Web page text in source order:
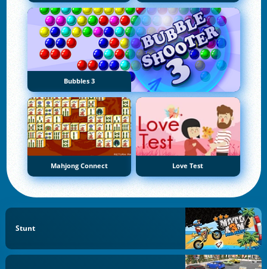
Bubbles 3
Mahjong Connect Love Test
Stunt